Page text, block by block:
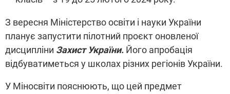
З вересня Міністерство освіти і науки України
планує запустити пілотний проєкт оновленої
дисципліни Захист України. Його апробація
відбуватиметься у школах різних регіонів України.
У Міносвіти пояснюють, що цей предмет